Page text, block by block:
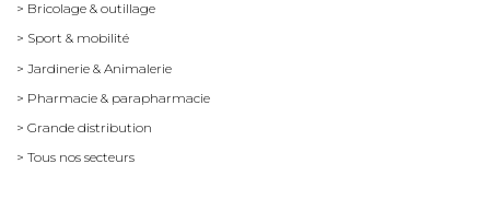
> Bricolage & outillage
> Sport & mobilité
> Jardinerie & Animalerie
> Pharmacie & parapharmacie
> Grande distribution
> Tous nos secteurs